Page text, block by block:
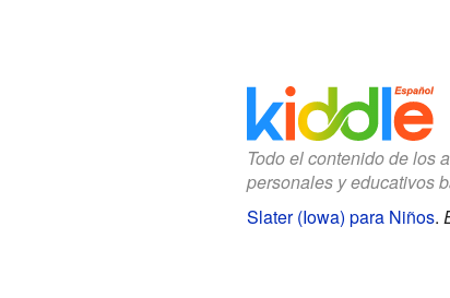
Todo el contenido de los
personales y educativos
Slater (Iowa) para Niños.